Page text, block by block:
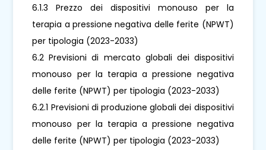
6.1.3 Prezzo dei dispositivi monouso per la
terapia a pressione negativa delle ferite (NPWT)
per tipologia (2023-2033)
6.2 Previsioni di mercato globali dei dispositivi
monouso per la terapia a pressione negativa
delle ferite (NPWT) per tipologia (2023-2033)
6.2.1 Previsioni di produzione globali dei dispositivi
monouso per la terapia a pressione negativa
delle ferite (NPWT) per tipologia (2023-2033)